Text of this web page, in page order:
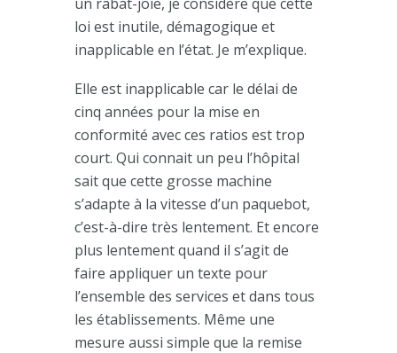
loi est inutile, démagogique et
inapplicable en l’état. Je m’explique.
Elle est inapplicable car le délai de
cinq années pour la mise en
conformité avec ces ratios est trop
court. Qui connait un peu l’hôpital
sait que cette grosse machine
s’adapte à la vitesse d’un paquebot,
c’est-à-dire très lentement. Et encore
plus lentement quand il s’agit de
faire appliquer un texte pour
l’ensemble des services et dans tous
les établissements. Même une
mesure aussi simple que la remise